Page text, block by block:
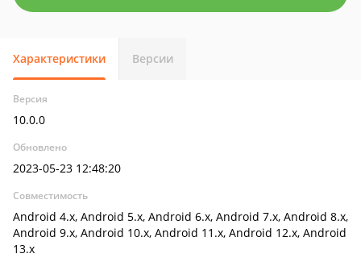
Характеристики Версии
Версия
10.0.0
Обновлено
2023-05-23 12:48:20
Совместимость
Android 4.x, Android 5.x, Android 6.x, Android 7.x, Android 8.x,
Android 9.x, Android 10.x, Android 11.x, Android 12.x, Android
13.x